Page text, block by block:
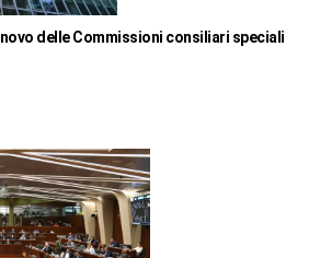
delle Commissioni consiliari speciali